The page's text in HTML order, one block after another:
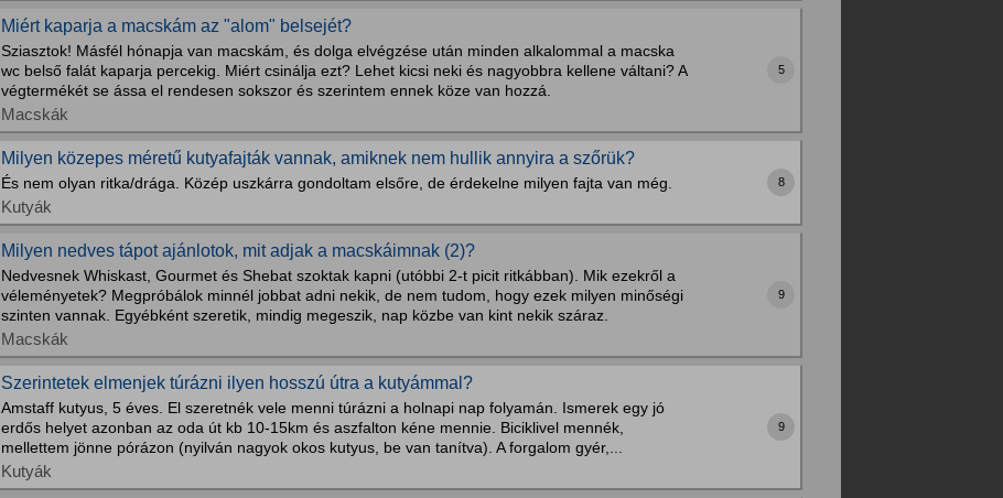
Miért kaparja a macskám az "alom" belsejét?
Sziasztok! Másfél hónapja van macskám, és dolga elvégzése után minden alkalommal a macska
wc belső falát kaparja percekig. Miért csinálja ezt? Lehet kicsi neki és nagyobbra kellene váltani? A
végtermékét se ássa el rendesen sokszor és szerintem ennek köze van hozzá.
Macskák
5
Milyen közepes méretű kutyafajták vannak, amiknek nem hullik annyira a szőrük?
És nem olyan ritka/drága. Közép uszkárra gondoltam elsőre, de érdekelne milyen fajta van még.
Kutyák
8
Milyen nedves tápot ajánlotok, mit adjak a macskáimnak (2)?
Nedvesnek Whiskast, Gourmet és Shebat szoktak kapni (utóbbi 2-t picit ritkábban). Mik ezekről a
véleményetek? Megpróbálok minnél jobbat adni nekik, de nem tudom, hogy ezek milyen minőségi
szinten vannak. Egyébként szeretik, mindig megeszik, nap közbe van kint nekik száraz.
Macskák
9
Szerintetek elmenjek túrázni ilyen hosszú útra a kutyámmal?
Amstaff kutyus, 5 éves. El szeretnék vele menni túrázni a holnapi nap folyamán. Ismerek egy jó
erdős helyet azonban az oda út kb 10-15km és aszfalton kéne mennie. Biciklivel mennék,
mellettem jönne pórázon (nyilván nagyok okos kutyus, be van tanítva). A forgalom gyér,...
Kutyák
9